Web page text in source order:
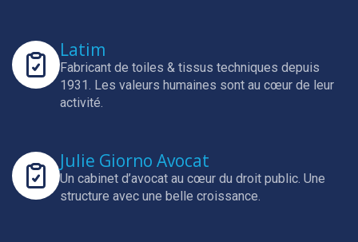
Latim
Fabricant de toiles & tissus techniques depuis
1931. Les valeurs humaines sont au cœur de leur
activité.
Julie Giorno Avocat
Un cabinet d’avocat au cœur du droit public. Une
structure avec une belle croissance.